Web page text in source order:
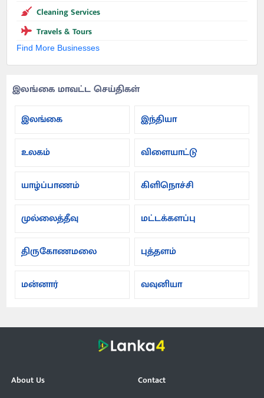
Cleaning Services
Travels & Tours
Find More Businesses
இலங்கை மாவட்ட செய்திகள்
இலங்கை
இந்தியா
உலகம் விளையாட்டு
யாழ்ப்பாணம் கிளிநொச்சி
முல்லைத்தீவு மட்டக்களப்பு
திருகோணமலை புத்தளம்
மன்னார் வவுனியா
About Us
Contact